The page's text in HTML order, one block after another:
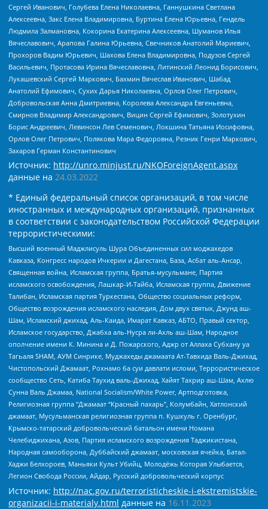
Сергей Иванович, Голубева Елена Николаевна, Ганнушкина Светлана
Алексеевна, Закс Елена Владимировна, Буртина Елена Юрьевна, Гендель
Людмила Залмановна, Кокорина Екатерина Алексеевна, Шуманов Илья
Вячеславович, Арапова Галина Юрьевна, Свечников Анатолий Мариевич,
Прохоров Вадим Юрьевич, Шахова Елена Владимировна, Подузов Сергей
Васильевич, Протасова Ирина Вячеславовна, Литинский Леонид Борисович,
Лукашевский Сергей Маркович, Бахмин Вячеслав Иванович, Шабад
Анатолий Ефимович, Сухих Дарья Николаевна, Орлов Олег Петрович,
Добровольская Анна Дмитриевна, Королева Александра Евгеньевна,
Смирнов Владимир Александрович, Вицин Сергей Ефимович, Золотухин
Борис Андреевич, Левинсон Лев Семенович, Локшина Татьяна Иосифовна,
Орлов Олег Петрович, Полякова Мара Федоровна, Резник Генри Маркович,
Захаров Герман Константинович
Источник: http://unro.minjust.ru/NKOForeignAgent.aspx
данные на 24.03.2022
* Единый федеральный список организаций, в том числе
иностранных и международных организаций, признанных
в соответствии с законодательством Российской Федерации
террористическими:
Высший военный Маджлисуль Шура Объединенных сил моджахедов
Кавказа, Конгресс народов Ичкерии и Дагестана, База, Асбат аль-Ансар,
Священная война, Исламская группа, Братья-мусульмане, Партия
исламского освобождения, Лашкар-И-Тайба, Исламская группа, Движение
Талибан, Исламская партия Туркестана, Общество социальных реформ,
Общество возрождения исламского наследия, Дом двух святых, Джунд аш-
Шам, Исламский джихад, Аль-Каида, Имарат Кавказ, АБТО, Правый сектор,
Исламское государство, Джабха аль-Нусра ли-Ахль аш-Шам, Народное
ополчение имени К. Минина и Д. Пожарского, Аджр от Аллаха Субхану уа
Тагьаля SHAM, АУМ Синрике, Муджахеды джамаата Ат-Тавхида Валь-Джихад,
Чистопольский Джамаат, Рохнамо ба суи давлати исломи, Террористическое
сообщество Сеть, Катиба Таухид валь-Джихад, Хайят Тахрир аш-Шам, Ахлю
Сунна Валь Джамаа, National Socialism/White Power, Артподготовка,
Религиозная группа “Джамаат “Красный пахарь”, Колумбайн, Хатлонский
джамаат, Мусульманская религиозная группа п. Кушкуль г. Оренбург,
Крымско-татарский добровольческий батальон имени Номана
Челебиджихана, Азов, Партия исламского возрождения Таджикистана,
Народная самооборона, Дуббайский джамаат, московская ячейка, Батал-
Хаджи Белхороев, Маньяки Культ Убийц, Молодёжь Которая Улыбается,
Легион Свобода России, Айдар, Русский добровольческий корпус
Источник: http://nac.gov.ru/terroristicheskie-i-ekstremistskie-
organizacii-i-materialy.html данные на 16.11.2023